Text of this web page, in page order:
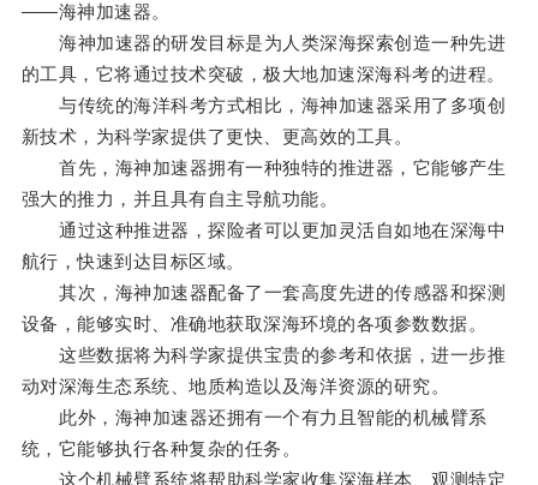
——海神加速器。
海神加速器的研发目标是为人类深海探索创造一种先进
的工具，它将通过技术突破，极大地加速深海科考的进程。
与传统的海洋科考方式相比，海神加速器采用了多项创
新技术，为科学家提供了更快、更高效的工具。
首先，海神加速器拥有一种独特的推进器，它能够产生
强大的推力，并且具有自主导航功能。
通过这种推进器，探险者可以更加灵活自如地在深海中
航行，快速到达目标区域。
其次，海神加速器配备了一套高度先进的传感器和探测
设备，能够实时、准确地获取深海环境的各项参数数据。
这些数据将为科学家提供宝贵的参考和依据，进一步推
动对深海生态系统、地质构造以及海洋资源的研究。
此外，海神加速器还拥有一个有力且智能的机械臂系
统，它能够执行各种复杂的任务。
这个机械臂系统将帮助科学家收集深海样本、观测特定